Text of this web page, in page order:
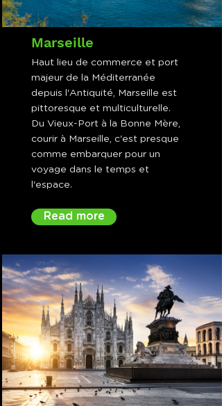
Marseille
Haut lieu de commerce et port
majeur de la Méditerranée
depuis l'Antiquité, Marseille est
pittoresque et multiculturelle.
Du Vieux-Port à la Bonne Mère,
courir à Marseille, c'est presque
comme embarquer pour un
voyage dans le temps et
l'espace.
Read more